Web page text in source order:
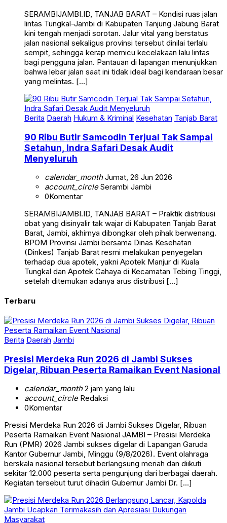
SERAMBIJAMBI.ID, TANJAB BARAT – Kondisi ruas jalan
lintas Tungkal-Jambi di Kabupaten Tanjung Jabung Barat
kini tengah menjadi sorotan. Jalur vital yang berstatus
jalan nasional sekaligus provinsi tersebut dinilai terlalu
sempit, sehingga kerap memicu kecelakaan lalu lintas
bagi pengguna jalan. Pantauan di lapangan menunjukkan
bahwa lebar jalan saat ini tidak ideal bagi kendaraan besar
yang melintas. […]
Berita Daerah Hukum & Kriminal Kesehatan Tanjab Barat
90 Ribu Butir Samcodin Terjual Tak Sampai
Setahun, Indra Safari Desak Audit
Menyeluruh
calendar_monthJumat, 26 Jun 2026
account_circleSerambi Jambi
0Komentar
SERAMBIJAMBI.ID, TANJAB BARAT – Praktik distribusi
obat yang disinyalir tak wajar di Kabupaten Tanjab Barat
Barat, Jambi, akhirnya dibongkar oleh pihak berwenang.
BPOM Provinsi Jambi bersama Dinas Kesehatan
(Dinkes) Tanjab Barat resmi melakukan penyegelan
terhadap dua apotek, yakni Apotek Manjur di Kuala
Tungkal dan Apotek Cahaya di Kecamatan Tebing Tinggi,
setelah ditemukan adanya arus distribusi […]
Terbaru
Berita Daerah Jambi
Presisi Merdeka Run 2026 di Jambi Sukses
Digelar, Ribuan Peserta Ramaikan Event Nasional
calendar_month2 jam yang lalu
account_circleRedaksi
0Komentar
Presisi Merdeka Run 2026 di Jambi Sukses Digelar, Ribuan
Peserta Ramaikan Event Nasional JAMBI – Presisi Merdeka
Run (PMR) 2026 Jambi sukses digelar di Lapangan Garuda
Kantor Gubernur Jambi, Minggu (9/8/2026). Event olahraga
berskala nasional tersebut berlangsung meriah dan diikuti
sekitar 12.000 peserta serta pengunjung dari berbagai daerah.
Kegiatan tersebut turut dihadiri Gubernur Jambi Dr. […]